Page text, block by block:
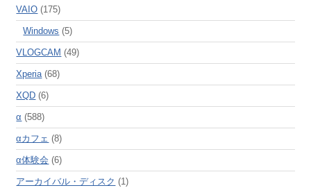
VAIO (175)
Windows (5)
VLOGCAM (49)
Xperia(68)
XQD (6)
α (588)
αカフェ (8)
α体験会 (6)
アーカイバル・ディスク (1)